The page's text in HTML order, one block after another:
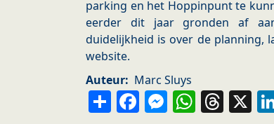
parking en het Hoppinpunt te
eerder dit jaar gronden af
duidelijkheid is over de planning,
website.
Auteur
Marc Sluys
ShareFacebook X